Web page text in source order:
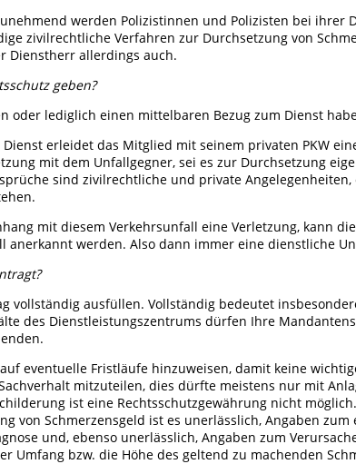
werden Polizistinnen und Polizisten bei ihrer
zivilrechtliche Verfahren zur Durchsetzung von
Dienstherr allerdings auch.
geben?
oder lediglich einen mittelbaren Bezug zum Dienst
erleidet das Mitglied mit seinem privaten PKW
mit dem Unfallgegner, sei es zur Durchsetzung
sind zivilrechtliche und private
mit diesem Verkehrsunfall eine Verletzung, kann
anerkannt werden. Also dann immer eine dienstliche
vollständig ausfüllen. Vollständig bedeutet
des Dienstleistungszentrums dürfen Ihre
eventuelle Fristläufe hinzuweisen, damit keine
mitzuteilen, dies dürfte meistens nur mit
ist eine Rechtsschutzgewährung nicht
von Schmerzensgeld ist es unerlässlich, Angaben
und, ebenso unerlässlich, Angaben zum
Umfang bzw. die Höhe des geltend zu machenden